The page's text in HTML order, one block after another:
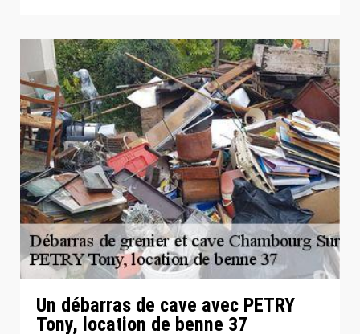
Un débarras de cave avec PETRY
Tony, location de benne 37